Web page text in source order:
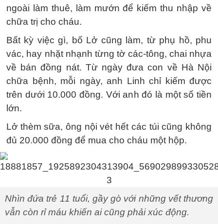
ngoài làm thuê, làm mướn để kiếm thu nhập về
chữa trị cho cháu.
Bất kỳ việc gì, bố Lở cũng làm, từ phụ hồ, phu
vác, hay nhặt nhạnh từng tờ các-tông, chai nhựa
về bán đồng nát. Từ ngày đưa con về Hà Nội
chữa bệnh, mỗi ngày, anh Linh chỉ kiếm được
trên dưới 10.000 đồng. Với anh đó là một số tiền
lớn.
Lở thèm sữa, ông nội vét hết các túi cũng không
đủ 20.000 đồng để mua cho cháu một hộp.
Nhìn đứa trẻ 11 tuổi, gầy gò với những vết thương
vẫn còn rỉ máu khiến ai cũng phải xúc động.